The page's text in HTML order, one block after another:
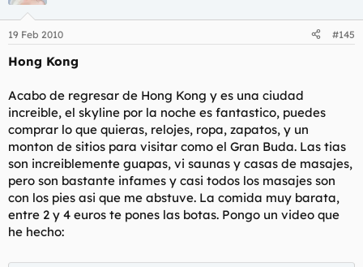
19 Feb 2010 #145
Hong Kong
Acabo de regresar de Hong Kong y es una ciudad
increible, el skyline por la noche es fantastico, puedes
comprar lo que quieras, relojes, ropa, zapatos, y un
monton de sitios para visitar como el Gran Buda. Las tias
son increiblemente guapas, vi saunas y casas de masajes,
pero son bastante infames y casi todos los masajes son
con los pies asi que me abstuve. La comida muy barata,
entre 2 y 4 euros te pones las botas. Pongo un video que
he hecho: